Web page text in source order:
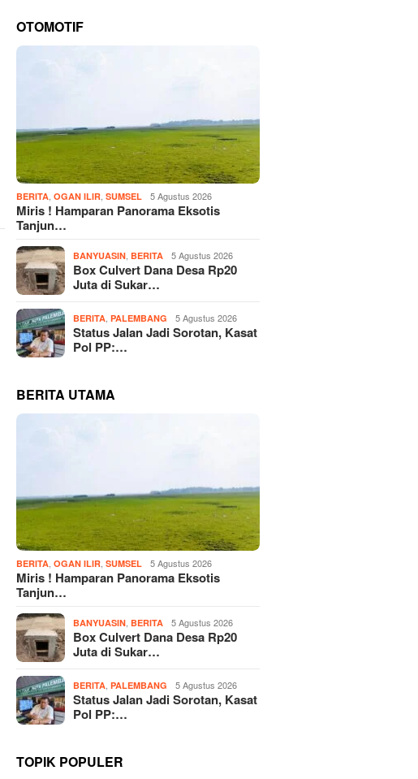
OTOMOTIF
BERITA ,OGAN ILIR ,SUMSEL 5 Agustus 2026
Miris ! Hamparan Panorama Eksotis
Tanjun…
BANYUASIN ,BERITA 5 Agustus 2026
Box Culvert Dana Desa Rp20
Juta di Sukar…
BERITA ,PALEMBANG 5 Agustus 2026
Status Jalan Jadi Sorotan, Kasat
Pol PP:…
BERITA UTAMA
BERITA,OGAN ILIR,SUMSEL 5 Agustus 2026
Miris ! Hamparan Panorama Eksotis
Tanjun…
BANYUASIN,BERITA 5 Agustus 2026
Box Culvert Dana Desa Rp20
Juta di Sukar…
BERITA,PALEMBANG 5 Agustus 2026
Status Jalan Jadi Sorotan, Kasat
Pol PP:…
TOPIK POPULER